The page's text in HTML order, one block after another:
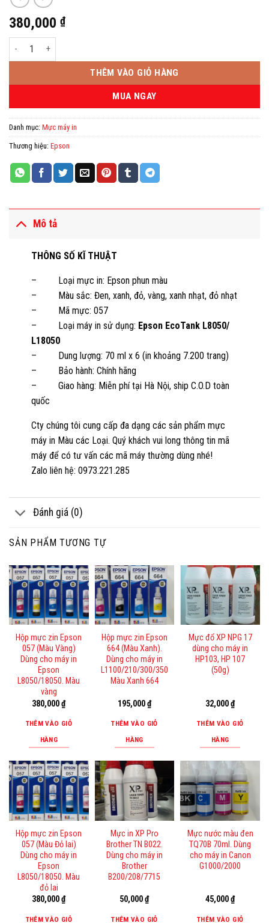
380,000 ₫
Hộp mực zin Epson 057 (Màu Đỏ) Dùng cho máy in Epson L8050/18050.
THÊM VÀO GIỎ HÀNG
MUA NGAY
Danh mục: Mực máy in
Thương hiệu: Epson
Mô tả
THÔNG SỐ KĨ THUẬT
– Loại mực in: Epson phun màu
– Màu sắc: Đen, xanh, đỏ, vàng, xanh nhạt, đỏ nhạt
– Mã mực: 057
– Loại máy in sử dụng: Epson EcoTank L8050/
L18050
– Dung lượng: 70 ml x 6 (in khoảng 7.200 trang)
– Bảo hành: Chính hãng
– Giao hàng: Miễn phí tại Hà Nội, ship C.O.D toàn
quốc
Cty chúng tôi cung cấp đa dạng các sản phẩm mực
máy in Màu các Loại. Quý khách vui long thông tin mã
máy để có tư vấn các mã máy thường dùng nhé!
Zalo liên hệ: 0973.221.285
Đánh giá (0)
SẢN PHẨM TƯƠNG TỰ
Hộp mực zin Epson
057 (Màu Vàng)
Dùng cho máy in
Epson
L8050/18050. Màu
vàng
380,000₫
THÊM VÀO GIỎ
HÀNG
Hộp mực zin Epson
664 (Màu Xanh).
Dùng cho máy in
L1100/210/300/350
Màu Xanh 664
195,000₫
THÊM VÀO GIỎ
HÀNG
Mực đổ XP NPG 17
dùng cho máy in
HP103, HP 107
(50g)
32,000₫
THÊM VÀO GIỎ
HÀNG
Hộp mực zin Epson
057 (Màu Đỏ lai)
Dùng cho máy in
Epson
L8050/18050. Màu
đỏ lai
380,000₫
THÊM VÀO GIỎ
Mực in XP Pro
Brother TN B022.
Dùng cho máy in
Brother
B200/208/7715
50,000₫
THÊM VÀO GIỎ
Mực nước màu đen
TQ70B 70ml. Dùng
cho máy in Canon
G1000/2000
45,000₫
THÊM VÀO GIỎ